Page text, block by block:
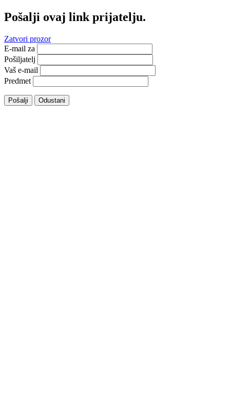
Pošalji ovaj link prijatelju.
Zatvori prozor
E-mail za
Pošiljatelj
Vaš e-mail
Predmet
Pošalji Odustani